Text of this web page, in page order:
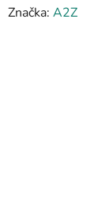
Značka: A2Z